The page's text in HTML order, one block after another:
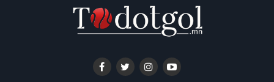
өрсөлдөөн ширүүсэв
тэрбум төгрөг хэмнэжээ